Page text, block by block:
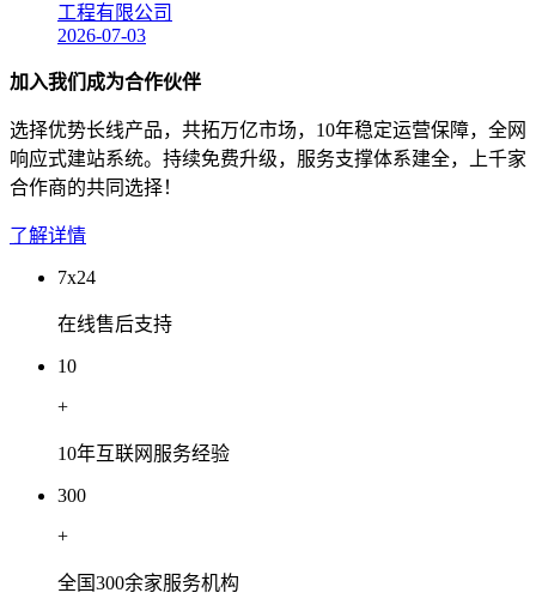
工程有限公司
2026-07-03
加入我们成为合作伙伴
选择优势长线产品，共拓万亿市场，10年稳定运营保障，全网
响应式建站系统。持续免费升级，服务支撑体系建全，上千家
合作商的共同选择！
了解详情
7x24
在线售后支持
10
+
10年互联网服务经验
300
+
全国300余家服务机构